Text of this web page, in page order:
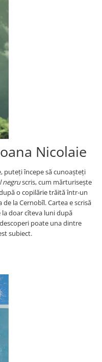
Nicolaie
puteți începe să cunoașteți
negruscris, cum mărturisește
o copilărie trăită într-un
la Cernobîl. Cartea e scrisă
doar cîteva luni după
poate una dintre
subiect.